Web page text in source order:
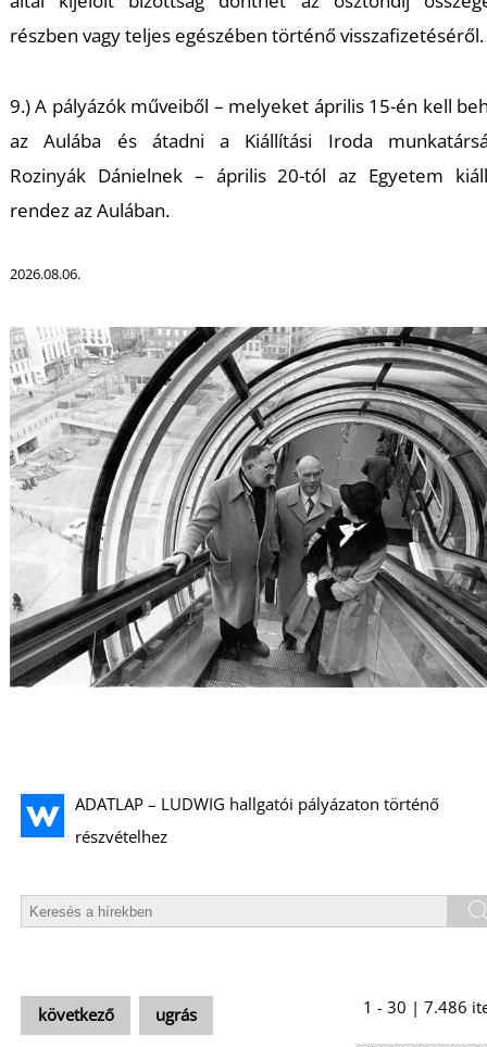
ADATLAP – LUDWIG hallgatói pályázaton történő
részvételhez
részben vagy teljes egészében történő visszafizetéséről.
9.) A pályázók műveiből – melyeket április 15-én kell
az Aulába és átadni a Kiállítási Iroda
Rozinyák Dánielnek – április 20-tól az Egyetem
rendez az Aulában.
2026.08.06.
következő ugrás 1 - 30 | 7.486